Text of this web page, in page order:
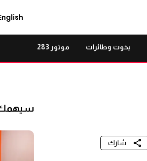
يخوت وطائرات موتور 283
شارك
سيهمك